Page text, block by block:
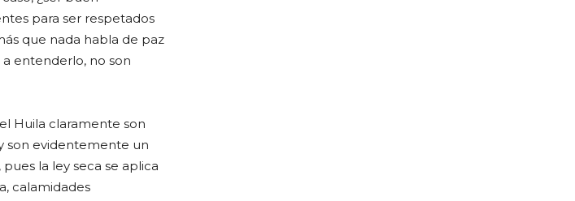
para ser respetados
que nada habla de paz
entenderlo, no son
Huila claramente son
son evidentemente un
la ley seca se aplica
calamidades